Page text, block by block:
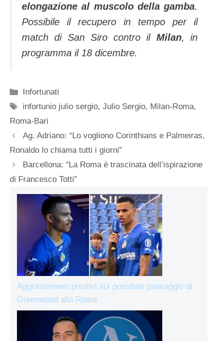
elongazione al muscolo della gamba.
Possibile il recupero in tempo per il
match di San Siro contro il Milan, in
programma il 18 dicembre.
Categorie
Infortunati
Tag
infortunio julio sergio,Julio Sergio, Milan-Roma,
Roma-Bari
Ag. Adriano: “Lo vogliono Corinthians e Palmeiras,
Ronaldo lo chiama tutti i giorni”
Barcellona: “La Roma è trascinata dell’ispirazione
di Francesco Totti”
Aggiornamenti positivi sul possibile passaggio di
Greenwood alla Roma